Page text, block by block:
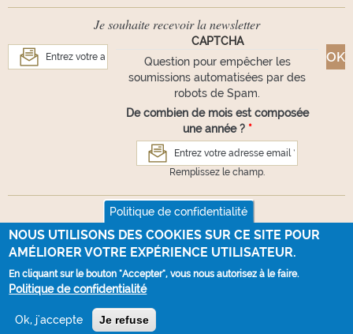
Je souhaite recevoir la newsletter
CAPTCHA
Question pour empêcher les
soumissions automatisées par des
robots de Spam.
De combien de mois est composée
une année ? *
Remplissez le champ.
Suivez-nous
VOUS AVEZ UNE QUESTION ?
Webdesign :
Politique de confidentialité
NOUS UTILISONS DES COOKIES SUR CE SITE POUR
AMÉLIORER VOTRE EXPÉRIENCE UTILISATEUR.
En cliquant sur le bouton "Accepter", vous nous autorisez à le faire.
Politique de confidentialité
Ok, j'accepte Je refuse